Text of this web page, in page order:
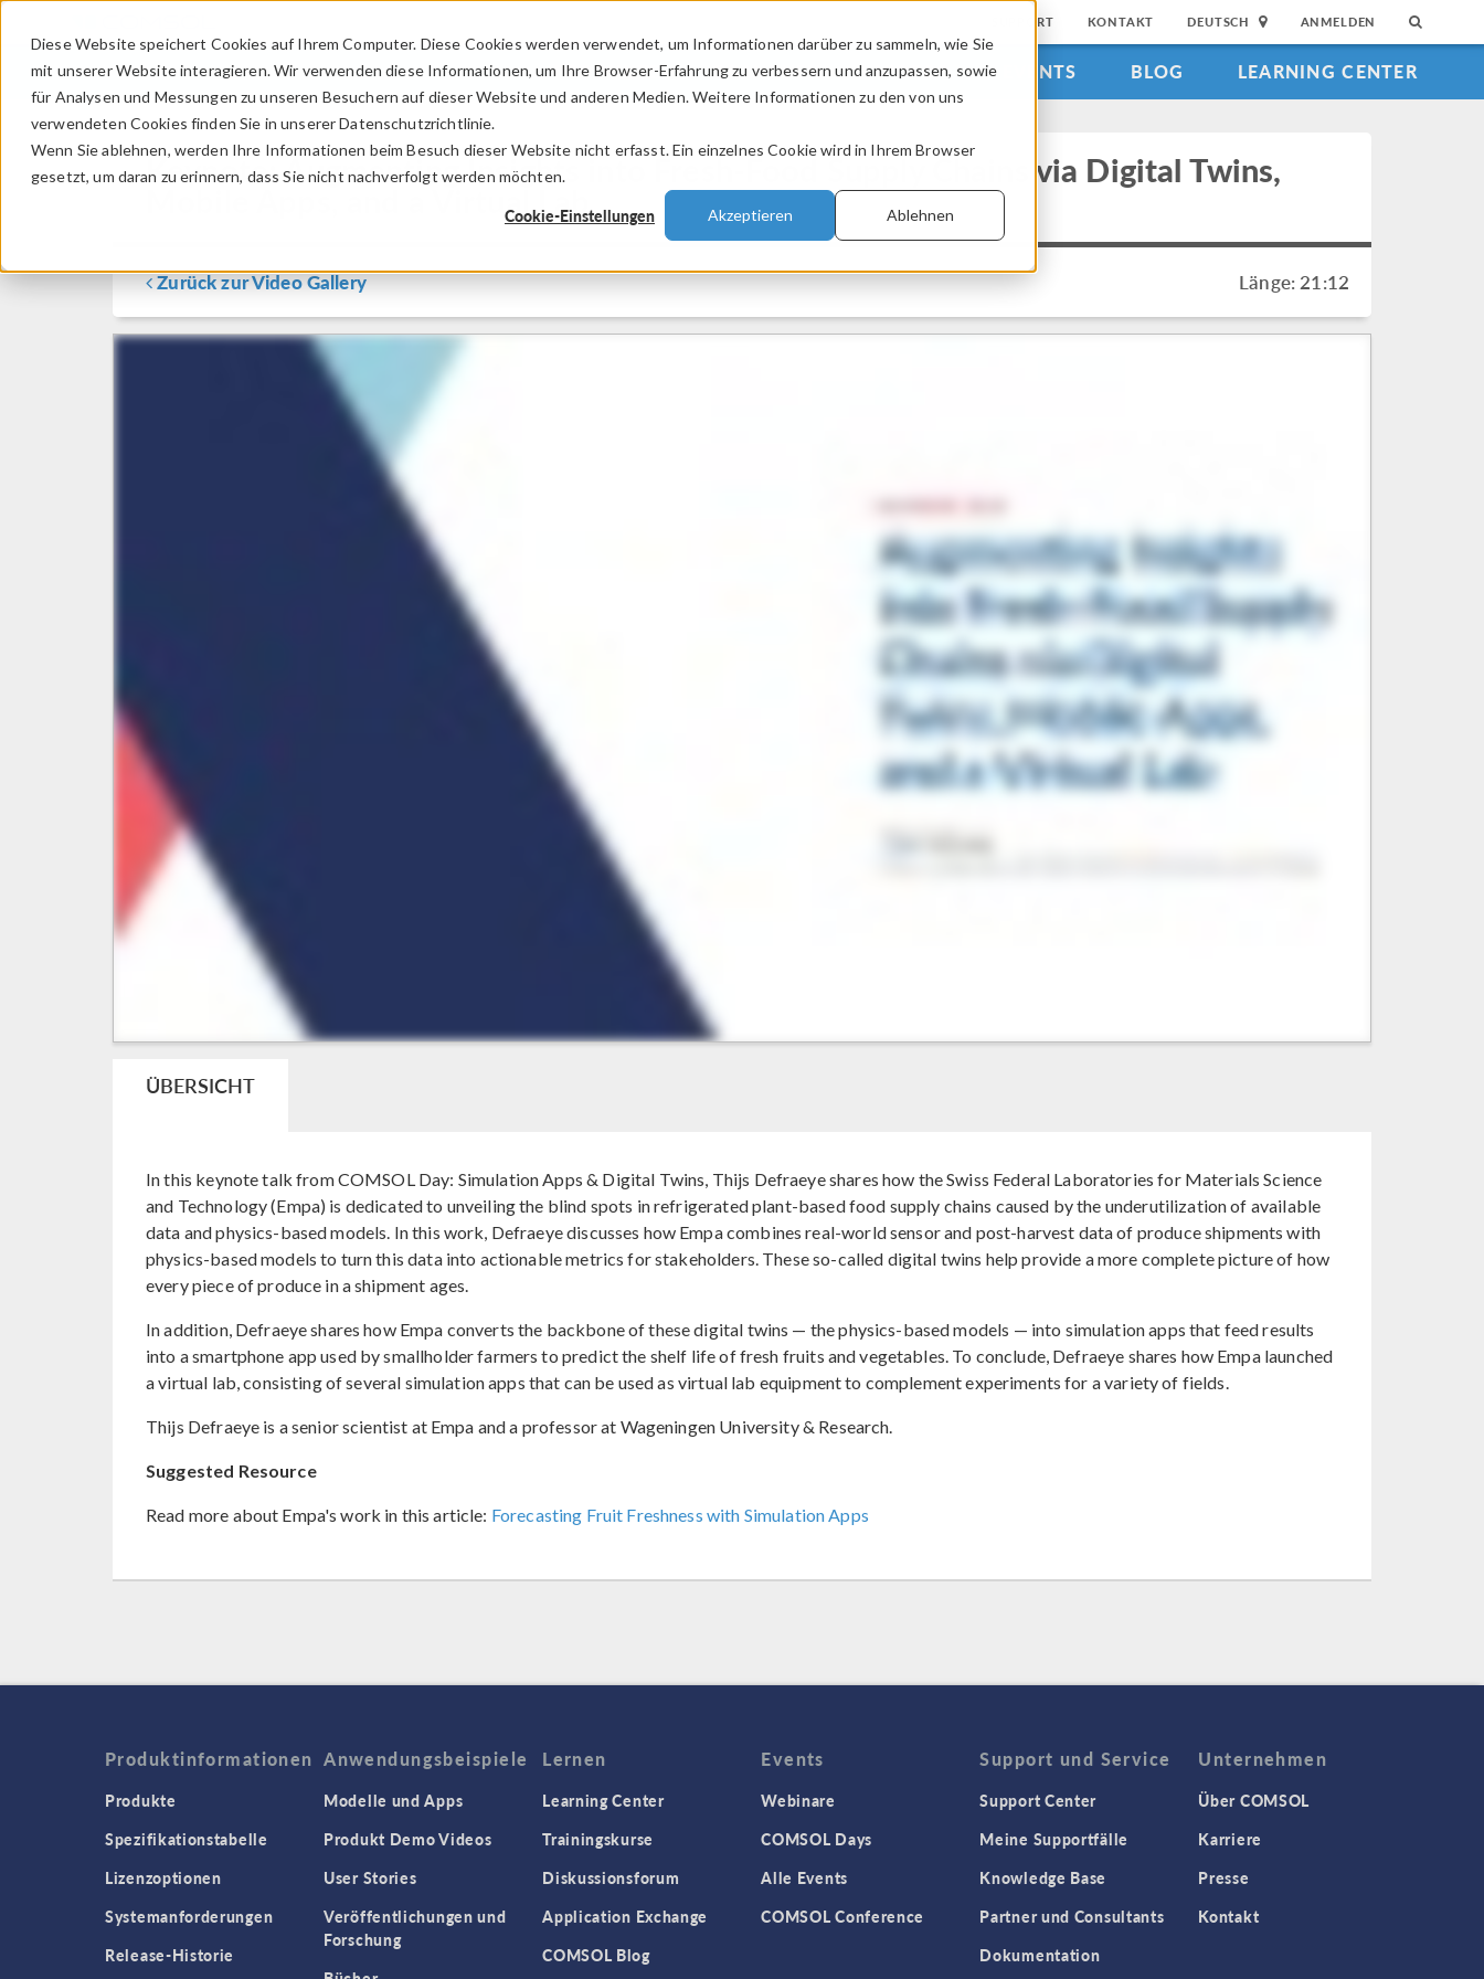
Diese Website speichert Cookies auf Ihrem Computer. Diese Cookies werden verwendet, um Informationen darüber zu sammeln, wie Sie
mit unserer Website interagieren. Wir verwenden diese Informationen, um Ihre Browser-Erfahrung zu verbessern und anzupassen, sowie
für Analysen und Messungen zu unseren Besuchern auf dieser Website und anderen Medien. Weitere Informationen zu den von uns
verwendeten Cookies finden Sie in unserer Datenschutzrichtlinie.
Wenn Sie ablehnen, werden Ihre Informationen beim Besuch dieser Website nicht erfasst. Ein einzelnes Cookie wird in Ihrem Browser
gesetzt, um daran zu erinnern, dass Sie nicht nachverfolgt werden möchten.
Cookie-Einstellungen Akzeptieren Ablehnen
SUPPORT KONTAKT DEUTSCH ANMELDEN
PRODUKTE BRANCHEN VIDEOS EVENTS BLOG LEARNING CENTER
Keynote: Augmenting Insights into Fresh-Food Supply Chains via Digital Twins,
Mobile Apps, and a Virtual Lab
Zurück zur Video Gallery Länge: 21:12
ÜBERSICHT
In this keynote talk from COMSOL Day: Simulation Apps & Digital Twins, Thijs Defraeye shares how the Swiss Federal Laboratories for Materials Science
and Technology (Empa) is dedicated to unveiling the blind spots in refrigerated plant-based food supply chains caused by the underutilization of available
data and physics-based models. In this work, Defraeye discusses how Empa combines real-world sensor and post-harvest data of produce shipments with
physics-based models to turn this data into actionable metrics for stakeholders. These so-called digital twins help provide a more complete picture of how
every piece of produce in a shipment ages.
In addition, Defraeye shares how Empa converts the backbone of these digital twins — the physics-based models — into simulation apps that feed results
into a smartphone app used by smallholder farmers to predict the shelf life of fresh fruits and vegetables. To conclude, Defraeye shares how Empa launched
a virtual lab, consisting of several simulation apps that can be used as virtual lab equipment to complement experiments for a variety of fields.
Thijs Defraeye is a senior scientist at Empa and a professor at Wageningen University & Research.
Suggested Resource
Read more about Empa's work in this article: Forecasting Fruit Freshness with Simulation Apps
Produktinformationen
Produkte
Spezifikationstabelle
Lizenzoptionen
Systemanforderungen
Release-Historie
Anwendungsbeispiele
Modelle und Apps
Produkt Demo Videos
User Stories
Veröffentlichungen und
Forschung
Lernen
Learning Center
Trainingskurse
Diskussionsforum
Application Exchange
COMSOL Blog
Events
Webinare
COMSOL Days
Alle Events
COMSOL Conference
Support und Service
Support Center
Meine Supportfälle
Knowledge Base
Partner und Consultants
Dokumentation
Unternehmen
Über COMSOL
Karriere
Presse
Kontakt